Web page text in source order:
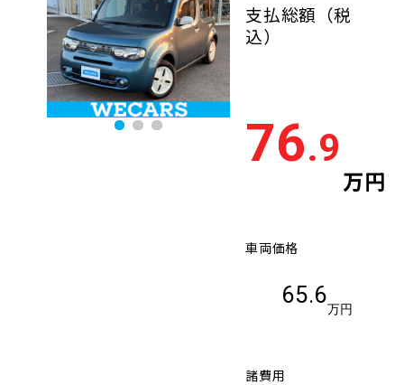
支払総額 （税
込）
76.9
万円
車両価格
65.6
万円
諸費用